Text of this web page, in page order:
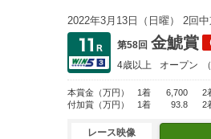
2022年3月13日（日曜） 2回中
第58回 金鯱賞
4歳以上 オープン
本賞金 （万円） 1着 6,700 2
付加賞 （万円） 1着 93.8 2
レース映像